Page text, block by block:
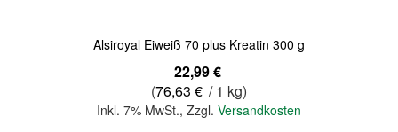
Alsiroyal Eiweiß 70 plus Kreatin 300 g
22,99 €
(76,63 € / 1 kg)
Inkl. 7% MwSt., Zzgl. Versandkosten